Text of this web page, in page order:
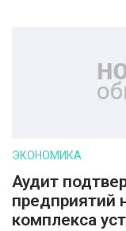
ЭКОНОМИКА
Аудит
предприятий
комплекса